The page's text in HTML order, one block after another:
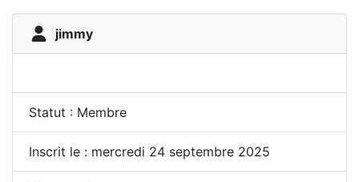
jimmy
Statut : Membre
Inscrit le : mercredi 24 septembre 2025